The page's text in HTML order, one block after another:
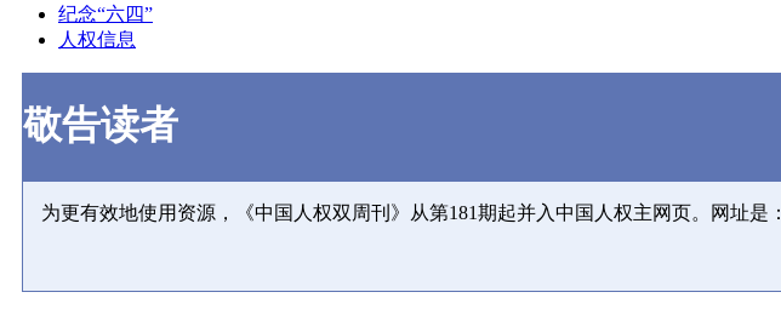
纪念“六四”
人权信息
敬告读者
为更有效地使用资源，《中国人权双周刊》从第181期起并入中国人权主网页。网址是：